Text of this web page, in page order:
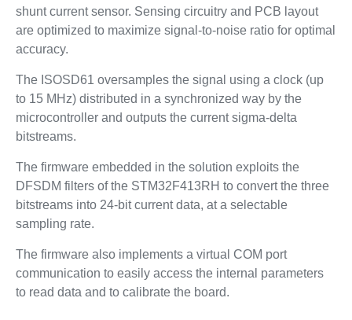
shunt current sensor. Sensing circuitry and PCB layout
are optimized to maximize signal-to-noise ratio for optimal
accuracy.
The ISOSD61 oversamples the signal using a clock (up
to 15 MHz) distributed in a synchronized way by the
microcontroller and outputs the current sigma-delta
bitstreams.
The firmware embedded in the solution exploits the
DFSDM filters of the STM32F413RH to convert the three
bitstreams into 24-bit current data, at a selectable
sampling rate.
The firmware also implements a virtual COM port
communication to easily access the internal parameters
to read data and to calibrate the board.